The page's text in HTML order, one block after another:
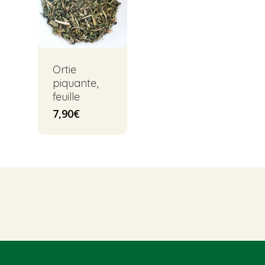
Ortie
piquante,
feuille
7,90€